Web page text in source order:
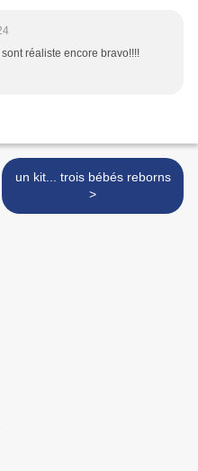
réaliste encore bravo!!!!
un kit... trois bébés reborns
>